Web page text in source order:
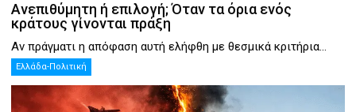
Ανεπιθύμητη ή επιλογή; Όταν τα όρια ενός
κράτους γίνονται πράξη
Αν πράγματι η απόφαση αυτή ελήφθη με θεσμικά κριτήρια...
Ελλάδα-Πολιτική